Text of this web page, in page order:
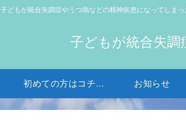
子どもが統合失調症やうつ病などの精神疾患になってしま
子どもが統合失調
初めての方はコチラから お知らせ